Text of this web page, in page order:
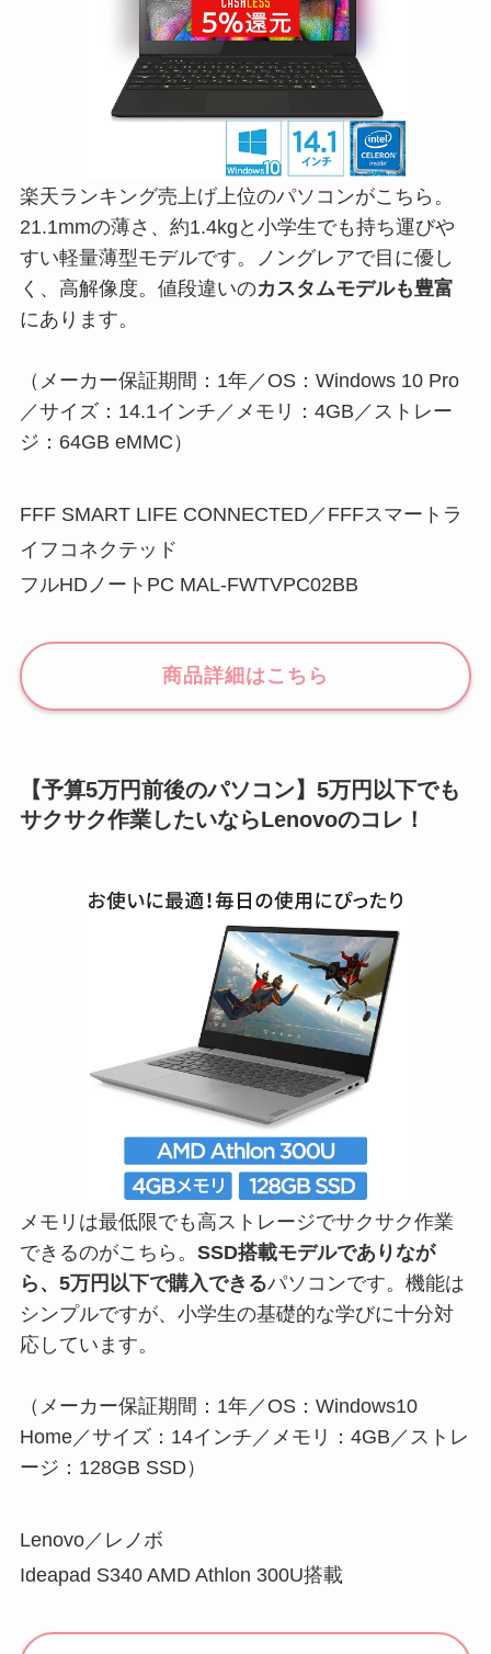
楽天ランキング売上げ上位のパソコンがこちら。
21.1mmの薄さ、約1.4kgと小学生でも持ち運びや
すい軽量薄型モデルです。ノングレアで目に優し
く、高解像度。値段違いのカスタムモデルも豊富
にあります。
（メーカー保証期間：1年／OS：Windows 10 Pro
／サイズ：14.1インチ／メモリ：4GB／ストレー
ジ：64GB eMMC）
FFF SMART LIFE CONNECTED／FFFスマートラ
イフコネクテッド
フルHDノートPC MAL-FWTVPC02BB
商品詳細はこちら
【予算5万円前後のパソコン】5万円以下でも
サクサク作業したいならLenovoのコレ！
メモリは最低限でも高ストレージでサクサク作業
できるのがこちら。 SSD搭載モデルでありなが
ら、5万円以下で購入できるパソコンです。機能は
シンプルですが、小学生の基礎的な学びに十分対
応しています。
（メーカー保証期間：1年／OS：Windows10
Home／サイズ：14インチ／メモリ：4GB／ストレ
ージ：128GB SSD）
Lenovo／レノボ
Ideapad S340 AMD Athlon 300U搭載